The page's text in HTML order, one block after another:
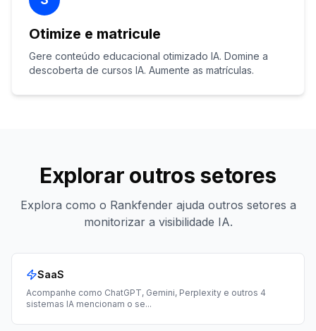
Otimize e matricule
Gere conteúdo educacional otimizado IA. Domine a
descoberta de cursos IA. Aumente as matrículas.
Explorar outros setores
Explora como o Rankfender ajuda outros setores a
monitorizar a visibilidade IA.
SaaS
Acompanhe como ChatGPT, Gemini, Perplexity e outros 4
sistemas IA mencionam o se...